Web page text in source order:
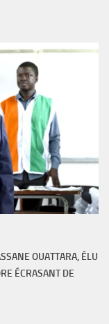
OUATTARA, ÉLU
ÉCRASANT DE